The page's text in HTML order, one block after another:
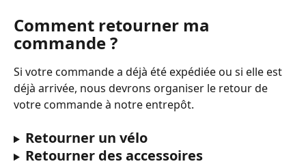
Comment retourner ma
commande ?
Si votre commande a déjà été expédiée ou si elle est
déjà arrivée, nous devrons organiser le retour de
votre commande à notre entrepôt.
Retourner un vélo
Retourner des accessoires